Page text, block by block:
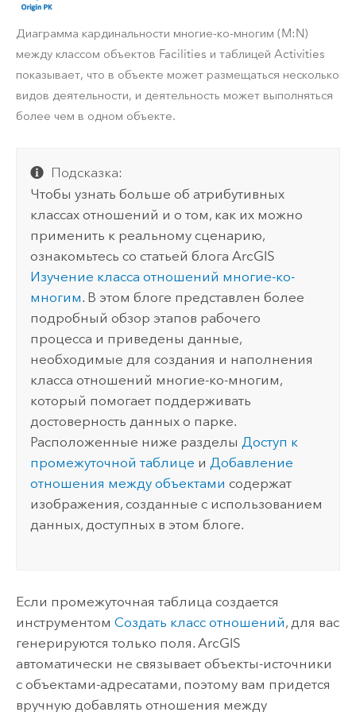
Диаграмма кардинальности многие-ко-многим (M:N)
между классом объектов Facilities и таблицей Activities
показывает, что в объекте может размещаться несколько
видов деятельности, и деятельность может выполняться
более чем в одном объекте.
Подсказка:
Чтобы узнать больше об атрибутивных
классах отношений и о том, как их можно
применить к реальному сценарию,
ознакомьтесь со статьей блога ArcGIS
Изучение класса отношений многие-ко-
многим. В этом блоге представлен более
подробный обзор этапов рабочего
процесса и приведены данные,
необходимые для создания и наполнения
класса отношений многие-ко-многим,
который помогает поддерживать
достоверность данных о парке.
Расположенные ниже разделыДоступ к
промежуточной таблице иДобавление
отношения между объектами содержат
изображения, созданные с использованием
данных, доступных в этом блоге.
Если промежуточная таблица создается
инструментом Создать класс отношений, для вас
генерируются только поля. ArcGIS
автоматически не связывает объекты-источники
с объектами-адресатами, поэтому вам придется
вручную добавлять отношения между